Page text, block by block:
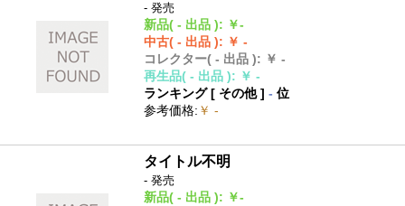
- 発売
新品( - 出品 ): ￥-
中古( - 出品 ): ￥ -
コレクター( - 出品 ): ￥ -
再生品( - 出品 ): ￥ -
ランキング [ その他]- 位
参考価格: ￥ -
タイトル不明
- 発売
新品( - 出品 ): ￥-